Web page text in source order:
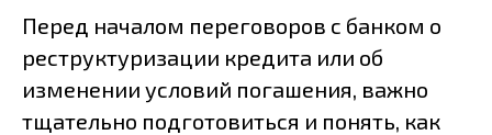
Перед началом переговоров с банком о
реструктуризации кредита или об
изменении условий погашения, важно
тщательно подготовиться и понять, как